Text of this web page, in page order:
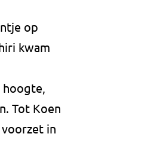
op
kwam
hoogte,
Tot Koen
in